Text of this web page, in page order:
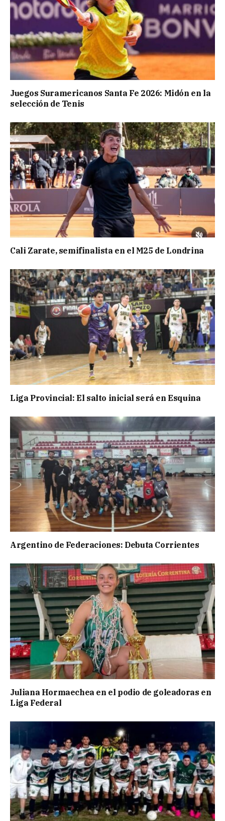
Juegos Suramericanos Santa Fe 2026: Midón en la
selección de Tenis
Cali Zarate, semifinalista en el M25 de Londrina
Liga Provincial: El salto inicial será en Esquina
Argentino de Federaciones: Debuta Corrientes
Juliana Hormaechea en el podio de goleadoras en
Liga Federal